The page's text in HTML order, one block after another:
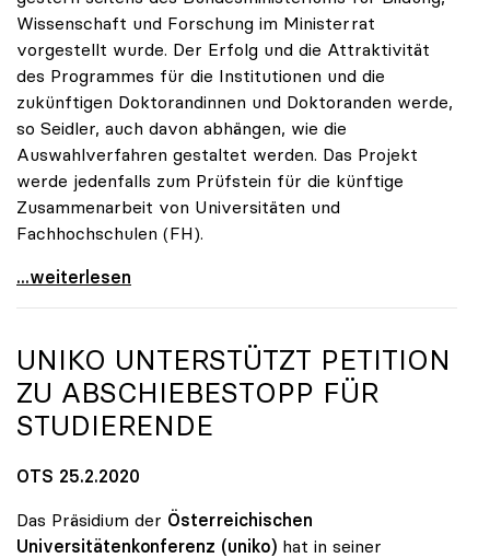
Wissenschaft und Forschung im Ministerrat
vorgestellt wurde. Der Erfolg und die Attraktivität
des Programmes für die Institutionen und die
zukünftigen Doktorandinnen und Doktoranden werde,
so Seidler, auch davon abhängen, wie die
Auswahlverfahren gestaltet werden. Das Projekt
werde jedenfalls zum Prüfstein für die künftige
Zusammenarbeit von Universitäten und
Fachhochschulen (FH).
Seidler sieht kooperatives Doktorat als
...weiterlesen
UNIKO UNTERSTÜTZT PETITION
ZU ABSCHIEBESTOPP FÜR
STUDIERENDE
OTS 25.2.2020
Das Präsidium der Österreichischen
Universitätenkonferenz (uniko) hat in seiner